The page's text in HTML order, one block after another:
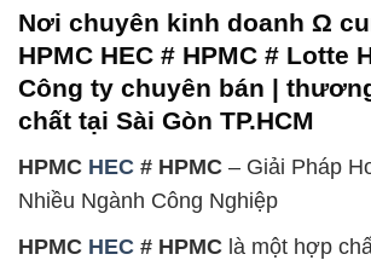
Nơi chuyên kinh doanh Ω
HPMC HEC # HPMC # Lotte
Công ty chuyên bán |
chất tại Sài Gòn TP.HCM
HPMC HEC # HPMC – Giải Pháp
Nhiều Ngành Công Nghiệp
HPMC HEC # HPMC là một hợp